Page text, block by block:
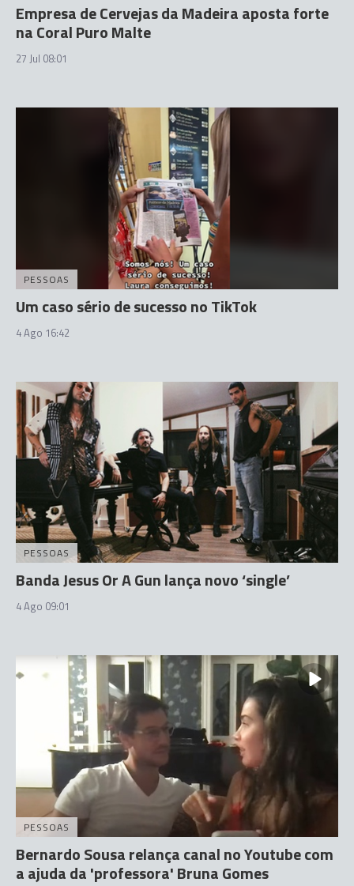
Empresa de Cervejas da Madeira aposta forte
na Coral Puro Malte
27 Jul 08:01
PESSOAS
Um caso sério de sucesso no TikTok
4 Ago 16:42
PESSOAS
Banda Jesus Or A Gun lança novo ‘single’
4 Ago 09:01
PESSOAS
Bernardo Sousa relança canal no Youtube com
a ajuda da 'professora' Bruna Gomes